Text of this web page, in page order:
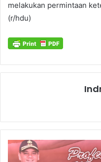
melakukan permintaan
(r/hdu)